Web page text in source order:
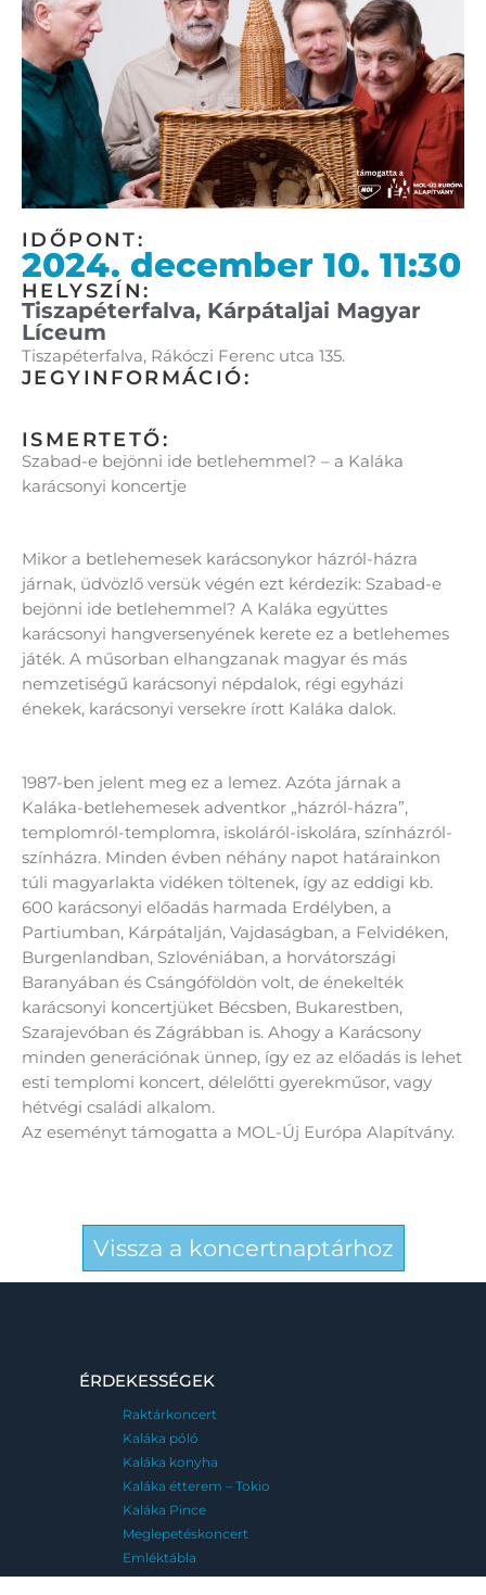
IDŐPONT:
2024. december 10. 11:30
HELYSZÍN:
Tiszapéterfalva, Kárpátaljai Magyar
Líceum
Tiszapéterfalva, Rákóczi Ferenc utca 135.
JEGYINFORMÁCIÓ:
ISMERTETŐ:
Szabad-e bejönni ide betlehemmel? – a Kaláka
karácsonyi koncertje
Mikor a betlehemesek karácsonykor házról-házra
járnak, üdvözlő versük végén ezt kérdezik: Szabad-e
bejönni ide betlehemmel? A Kaláka együttes
karácsonyi hangversenyének kerete ez a betlehemes
játék. A műsorban elhangzanak magyar és más
nemzetiségű karácsonyi népdalok, régi egyházi
énekek, karácsonyi versekre írott Kaláka dalok.
1987-ben jelent meg ez a lemez. Azóta járnak a
Kaláka-betlehemesek adventkor „házról-házra”,
templomról-templomra, iskoláról-iskolára, színházról-
színházra. Minden évben néhány napot határainkon
túli magyarlakta vidéken töltenek, így az eddigi kb.
600 karácsonyi előadás harmada Erdélyben, a
Partiumban, Kárpátalján, Vajdaságban, a Felvidéken,
Burgenlandban, Szlovéniában, a horvátországi
Baranyában és Csángóföldön volt, de énekelték
karácsonyi koncertjüket Bécsben, Bukarestben,
Szarajevóban és Zágrábban is. Ahogy a Karácsony
minden generációnak ünnep, így ez az előadás is lehet
esti templomi koncert, délelőtti gyerekműsor, vagy
hétvégi családi alkalom.
Az eseményt támogatta a MOL-Új Európa Alapítvány.
Vissza a koncertnaptárhoz
ÉRDEKESSÉGEK
Raktárkoncert
Kaláka póló
Kaláka konyha
Kaláka étterem – Tokio
Kaláka Pince
Meglepetéskoncert
Emléktábla